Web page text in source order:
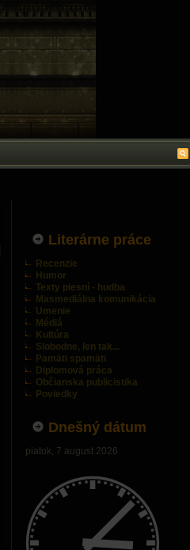
Literárne práce
Recenzie
Humor
Texty piesní - hudba
Masmediálna komunikácia
Umenie
Médiá
Kultúra
Slobodne, len tak...
Pamäti spamäti
Diplomová práca
Občianska publicistika
Poviedky
Dnešný dátum
piatok, 7 august 2026